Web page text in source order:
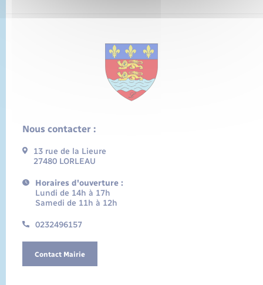
Nous contacter :
13 rue de la Lieure
27480 LORLEAU
Horaires d'ouverture :
Lundi de 14h à 17h
Samedi de 11h à 12h
0232496157
Contact Mairie